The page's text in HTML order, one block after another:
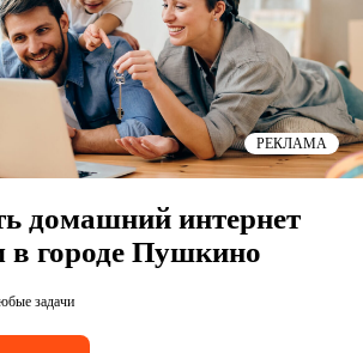
домашний интернет
в городе Пушкино
задачи
РЕКЛАМА